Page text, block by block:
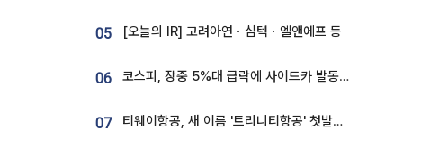
05 [오늘의 IR] 고려아연ㆍ심텍ㆍ엘앤에프 등
06 코스피, 장중 5%대 급락에 사이드카 발동…삼성·SK 동반 폭락
07 티웨이항공, 새 이름 '트리니티항공' 첫발…SSC 전략 본격화